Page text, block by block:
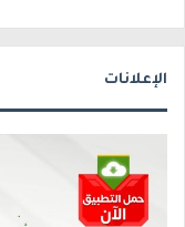
الإعلانات